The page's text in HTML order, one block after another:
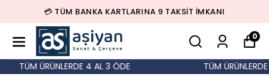
💳 TÜM BANKA KARTLARINA 9 TAKSİT İMKANI
0
TÜM ÜRÜNLERDE 4 AL 3 ÖDE TÜM ÜRÜNLERDE